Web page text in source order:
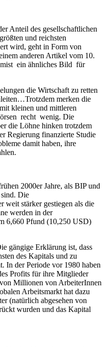
Anteil des gesellschaftlichen
und reichsten
wird, geht in Form von
anderen Artikel vom 10.
ein ähnliches Bild für
die Wirtschaft zu retten
merken die
kleinen und mittleren
recht wenig. Die
die Löhne hinken trotzdem
Regierung finanzierte Studie
damit haben, ihre
2000er Jahre, als BIP und
sind. Die
weit stärker gestiegen als die
werden in der
6,660 Pfund (10,250 USD)
gängige Erklärung ist, dass
des Kapitals und zu
In der Periode vor 1980 haben
Profits für ihre Mitglieder
Millionen von ArbeiterInnen
Arbeitsmarkt hat dazu
(natürlich abgesehen von
wurden und das Kapital